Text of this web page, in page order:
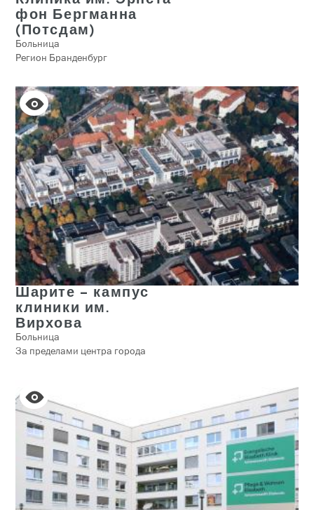
фон Бергманна
(Потсдам)
Больница
Регион Бранденбург
Шарите – кампус
клиники им.
Вирхова
Больница
За пределами центра города